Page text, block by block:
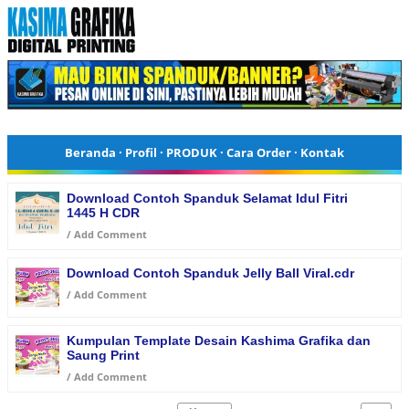
Beranda · Profil · PRODUK· Cara Order· Kontak
Download Contoh Spanduk Selamat Idul Fitri
1445 H CDR
/ Add Comment
Download Contoh Spanduk Jelly Ball Viral.cdr
/ Add Comment
Kumpulan Template Desain Kashima Grafika dan
Saung Print
/ Add Comment